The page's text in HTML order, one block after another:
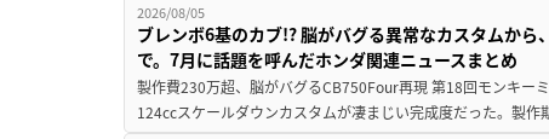
2026/08/05
ブレンボ6基のカブ!? 脳がバグる異常なカスタムから
で。7月に話題を呼んだホンダ関連ニュースまとめ
製作費230万超、脳がバグるCB750Four再現 第18回モンキー
124ccスケールダウンカスタムが凄まじい完成度だった。製